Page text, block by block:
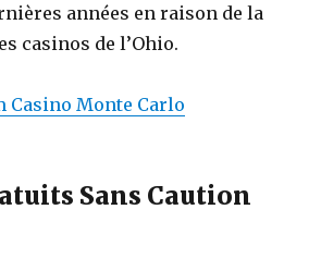
années en raison de la
casinos de l’Ohio.
Monte Carlo
Sans Caution